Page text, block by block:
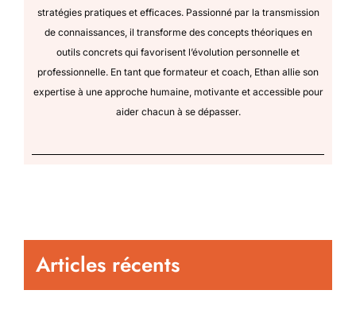
stratégies pratiques et efficaces. Passionné par la transmission
de connaissances, il transforme des concepts théoriques en
outils concrets qui favorisent l’évolution personnelle et
professionnelle. En tant que formateur et coach, Ethan allie son
expertise à une approche humaine, motivante et accessible pour
aider chacun à se dépasser.
Articles récents